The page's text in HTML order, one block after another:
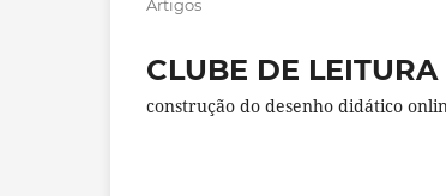
Artigos
CLUBE DE
construção do desenho didático